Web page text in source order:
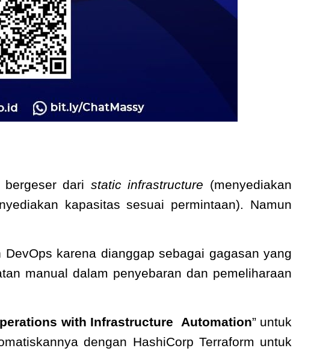
dari static infrastructure (menyediakan
kapasitas sesuai permintaan). Namun
karena dianggap sebagai gagasan yang
manual dalam penyebaran dan pemeliharaan
with Infrastructure Automation” untuk
dengan HashiCorp Terraform untuk